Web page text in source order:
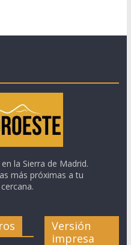
la Sierra de Madrid.
más próximas a tu
Versión
impresa